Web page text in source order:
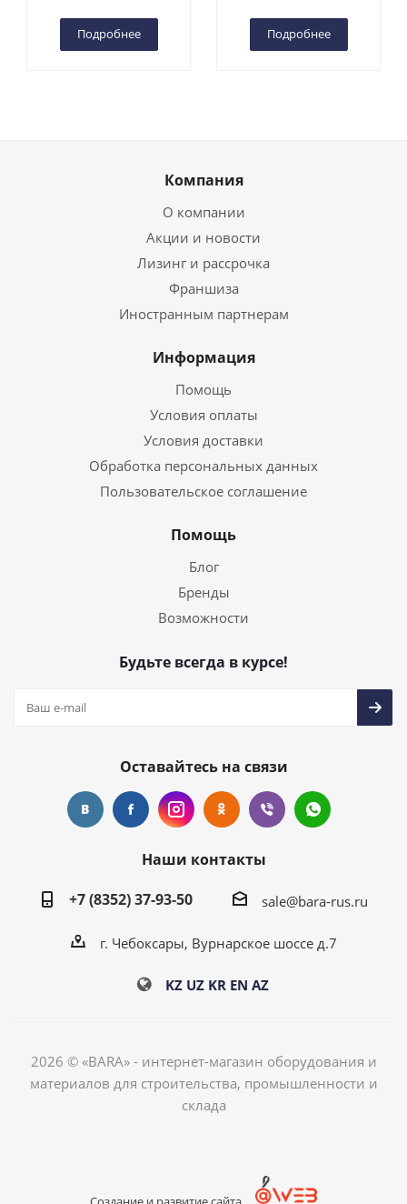
Подробнее Подробнее
Компания
О компании
Акции и новости
Лизинг и рассрочка
Франшиза
Иностранным партнерам
Информация
Помощь
Условия оплаты
Условия доставки
Обработка персональных данных
Пользовательское соглашение
Помощь
Блог
Бренды
Возможности
Будьте всегда в курсе!
Оставайтесь на связи
Наши контакты
+7 (8352) 37-93-50
sale@bara-rus.ru
г. Чебоксары, Вурнарское шоссе д.7
KZ UZ KR EN AZ
2026 © «BARA» - интернет-магазин оборудования и
материалов для строительства, промышленности и
склада